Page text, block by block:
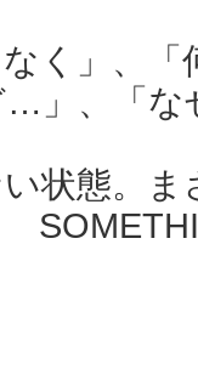
く」、
…」、「
い状態。